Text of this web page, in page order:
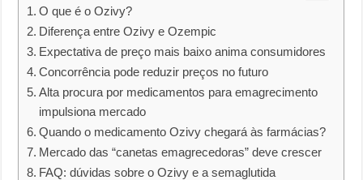
O que é o Ozivy?
Diferença entre Ozivy e Ozempic
Expectativa de preço mais baixo anima consumidores
Concorrência pode reduzir preços no futuro
Alta procura por medicamentos para emagrecimento
impulsiona mercado
Quando o medicamento Ozivy chegará às farmácias?
Mercado das “canetas emagrecedoras” deve crescer
FAQ: dúvidas sobre o Ozivy e a semaglutida